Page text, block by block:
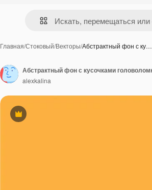
Главная/Стоковый/Векторы/Абстрактный фон с ку…
Премиум
alexkalina